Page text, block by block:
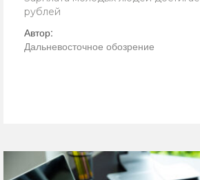
рублей
Автор:
Дальневосточное обозрение